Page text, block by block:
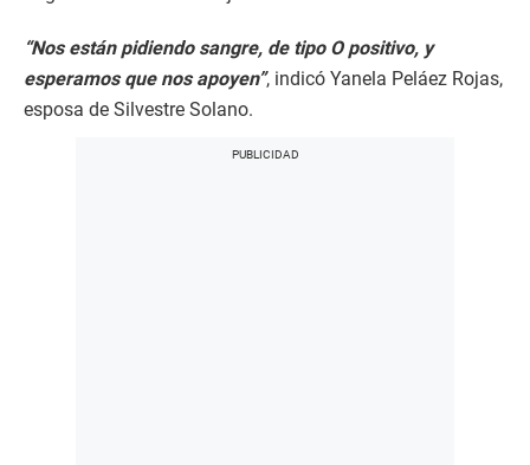
“Nos están pidiendo sangre, de tipo O positivo, y
esperamos que nos apoyen”, indicó Yanela Peláez Rojas,
esposa de Silvestre Solano.